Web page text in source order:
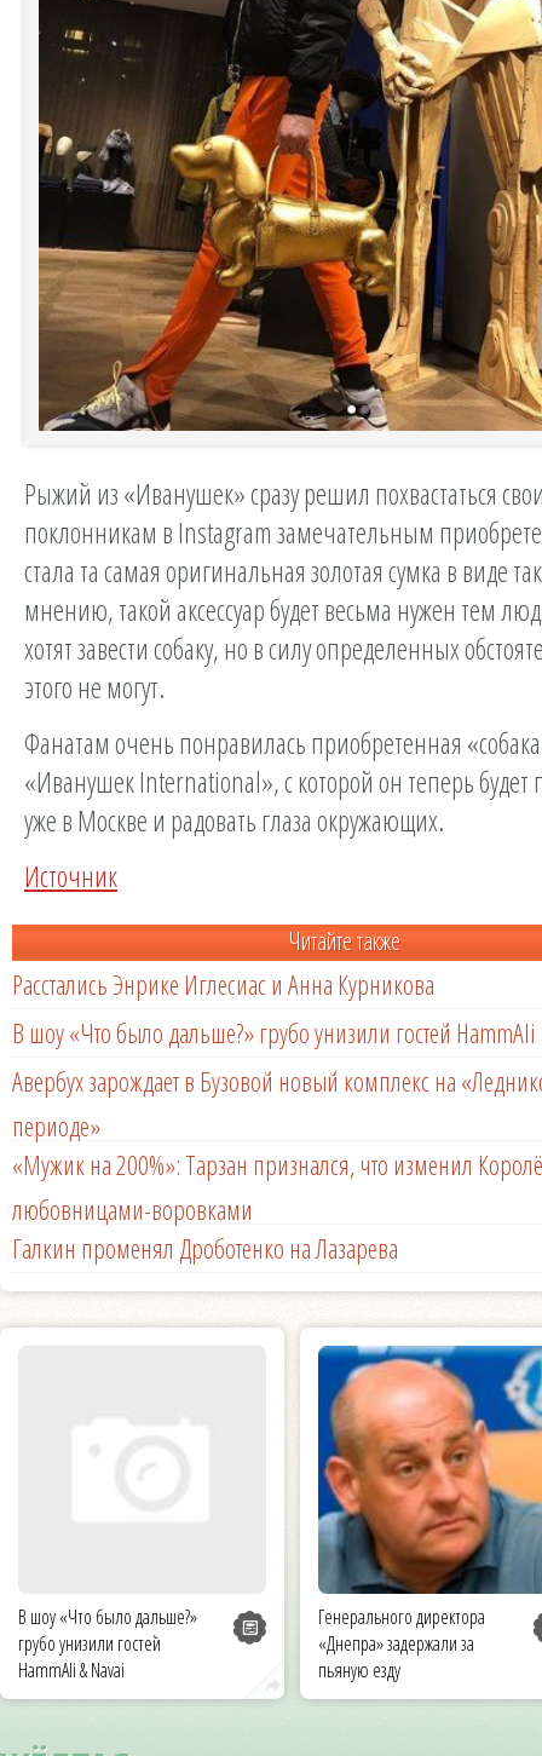
Рыжий из «Иванушек» сразу решил похвастаться
поклонникам в Instagram замечательным
стала та самая оригинальная золотая сумка в виде
мнению, такой аксессуар будет весьма нужен тем
хотят завести собаку, но в силу определенных
этого не могут.
Фанатам очень понравилась приобретенная
«Иванушек International», с которой он теперь будет
уже в Москве и радовать глаза окружающих.
Источник
Читайте также
Расстались Энрике Иглесиас и Анна Курникова
В шоу «Что было дальше?» грубо унизили гостей HammAli
Авербух зарождает в Бузовой новый комплекс на
периоде»
«Мужик на 200%»: Тарзан признался, что изменил
любовницами-воровками
Галкин променял Дроботенко на Лазарева
В шоу «Что было дальше?»
грубо унизили гостей
HammAli & Navai
Генерального директора
«Днепра» задержали за
пьяную езду